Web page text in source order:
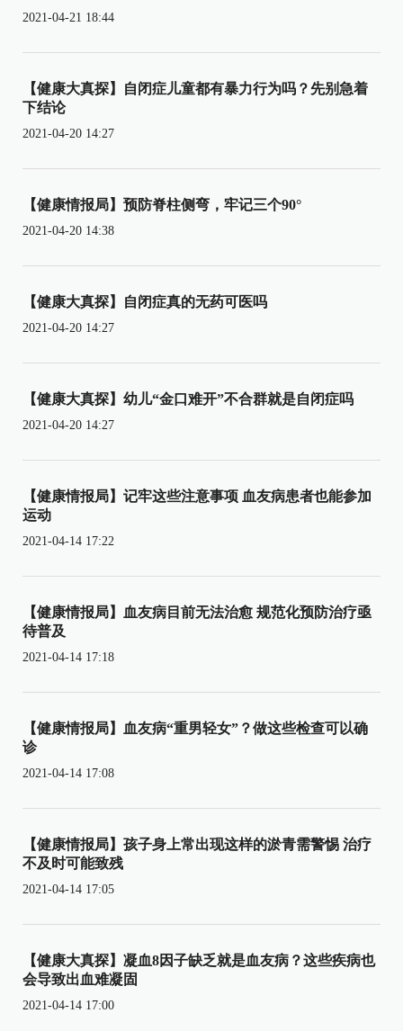
2021-04-21 18:44
【健康大真探】自闭症儿童都有暴力行为吗？先别急着
下结论
2021-04-20 14:27
【健康情报局】预防脊柱侧弯，牢记三个90°
2021-04-20 14:38
【健康大真探】自闭症真的无药可医吗
2021-04-20 14:27
【健康大真探】幼儿“金口难开”不合群就是自闭症吗
2021-04-20 14:27
【健康情报局】记牢这些注意事项 血友病患者也能参加
运动
2021-04-14 17:22
【健康情报局】血友病目前无法治愈 规范化预防治疗亟
待普及
2021-04-14 17:18
【健康情报局】血友病“重男轻女”？做这些检查可以确
诊
2021-04-14 17:08
【健康情报局】孩子身上常出现这样的淤青需警惕 治疗
不及时可能致残
2021-04-14 17:05
【健康大真探】凝血8因子缺乏就是血友病？这些疾病也
会导致出血难凝固
2021-04-14 17:00